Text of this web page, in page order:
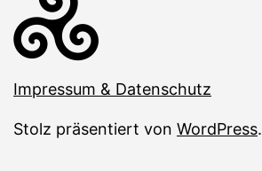
Impressum & Datenschutz
Stolz präsentiert von WordPress.